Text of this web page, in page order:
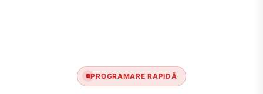
PROGRAMARE RAPIDĂ